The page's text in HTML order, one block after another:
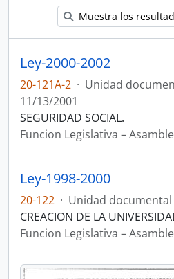
Muestra los
Ley-2000-2002
20-121A-2 · Unidad
11/13/2001
SEGURIDAD SOCIAL.
Funcion Legislativa –
Ley-1998-2000
20-122 · Unidad
CREACION DE LA
Funcion Legislativa –